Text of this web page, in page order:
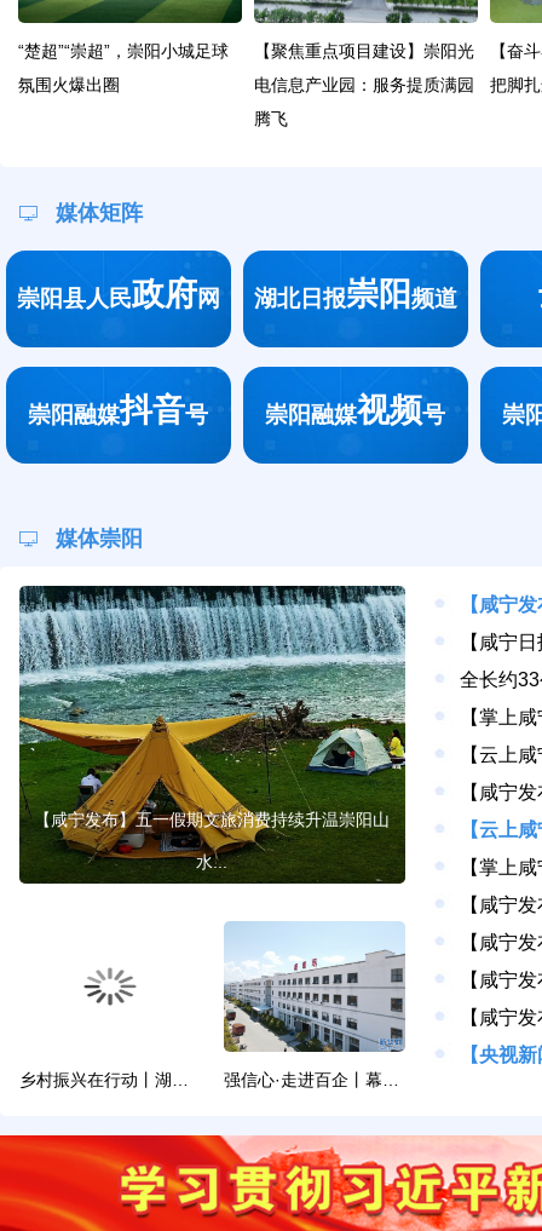
“楚超”“崇超”，崇阳小城足球
氛围火爆出圈
【聚焦重点项目建设】崇阳光
电信息产业园：服务提质满园
腾飞
【奋
把脚
媒体矩阵
崇阳县人民政府网 湖北日报崇阳频道
崇阳融媒抖音号 崇阳融媒视频号 崇
媒体崇阳
【咸宁发布】五一假期文旅消费持续升温崇阳山
水...
乡村振兴在行动丨湖北崇阳：以多元路径解锁乡村... 强信心·走进百企丨幕阜山区一企业产值连续4年...